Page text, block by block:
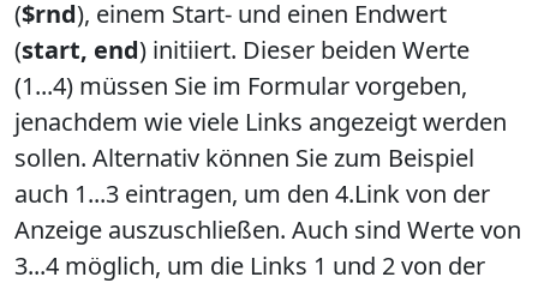
($rnd), einem Start- und einen Endwert
(start, end) initiiert. Dieser beiden Werte
(1...4) müssen Sie im Formular vorgeben,
jenachdem wie viele Links angezeigt werden
sollen. Alternativ können Sie zum Beispiel
auch 1...3 eintragen, um den 4.Link von der
Anzeige auszuschließen. Auch sind Werte von
3...4 möglich, um die Links 1 und 2 von der